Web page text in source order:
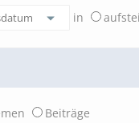
in
Beiträge